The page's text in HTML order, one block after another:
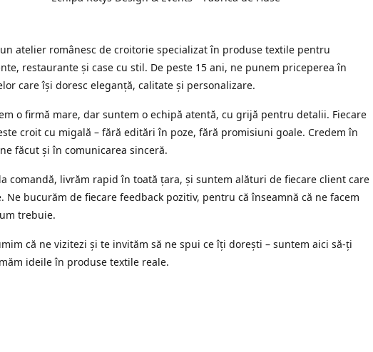
atelier românesc de croitorie specializat în produse textile pentru
restaurante și case cu stil. De peste 15 ani, ne punem priceperea în
care își doresc eleganță, calitate și personalizare.
o firmă mare, dar suntem o echipă atentă, cu grijă pentru detalii. Fiecare
croit cu migală – fără editări în poze, fără promisiuni goale. Credem în
făcut și în comunicarea sinceră.
comandă, livrăm rapid în toată țara, și suntem alături de fiecare client care
Ne bucurăm de fiecare feedback pozitiv, pentru că înseamnă că ne facem
trebuie.
că ne vizitezi și te invităm să ne spui ce îți dorești – suntem aici să-ți
ideile în produse textile reale.